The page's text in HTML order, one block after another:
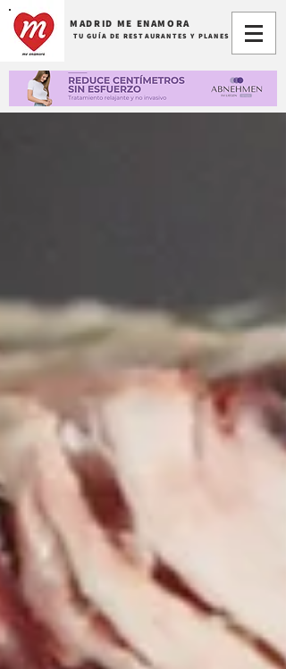
MADRID ME ENAMORA
TU GUÍA DE RESTAURANTES Y PLANES